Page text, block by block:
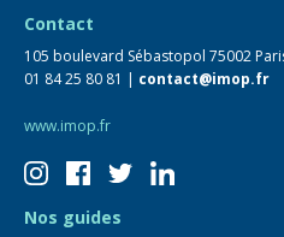
Contact
105 boulevard Sébastopol 75002
01 84 25 80 81 | contact@imop.fr
www.imop.fr
Nos guides